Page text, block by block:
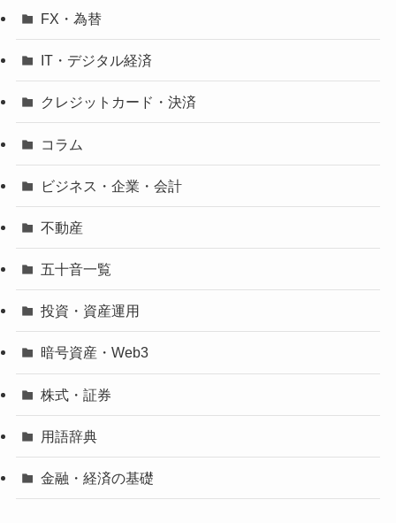
FX・為替
IT・デジタル経済
クレジットカード・決済
コラム
ビジネス・企業・会計
不動産
五十音一覧
投資・資産運用
暗号資産・Web3
株式・証券
用語辞典
金融・経済の基礎